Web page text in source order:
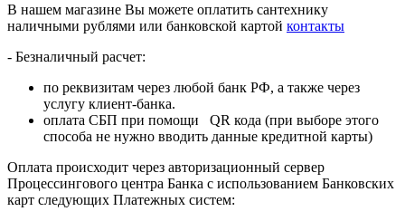
В нашем магазине Вы можете оплатить сантехнику
наличными рублями или банковской картой контакты
- Безналичный расчет:
по реквизитам через любой банк РФ, а также через
услугу клиент-банка.
оплата СБП при помощи QR кода (при выборе этого
способа не нужно вводить данные кредитной карты)
Оплата происходит через авторизационный сервер
Процессингового центра Банка с использованием Банковских
карт следующих Платежных систем: